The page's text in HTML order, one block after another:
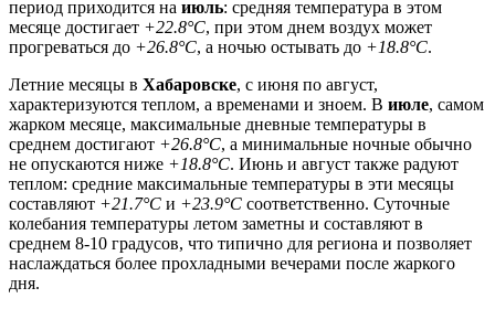
период приходится на июль: средняя температура в этом
месяце достигает +22.8°C, при этом днем воздух может
прогреваться до +26.8°C, а ночью остывать до +18.8°C.
Летние месяцы в Хабаровске, с июня по август,
характеризуются теплом, а временами и зноем. В июле, самом
жарком месяце, максимальные дневные температуры в
среднем достигают +26.8°C, а минимальные ночные обычно
не опускаются ниже +18.8°C. Июнь и август также радуют
теплом: средние максимальные температуры в эти месяцы
составляют +21.7°C и +23.9°C соответственно. Суточные
колебания температуры летом заметны и составляют в
среднем 8-10 градусов, что типично для региона и позволяет
наслаждаться более прохладными вечерами после жаркого
дня.